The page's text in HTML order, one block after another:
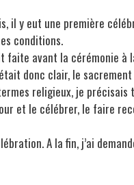
il y eut une première
conditions.
avant la cérémonie
donc clair, le sacrement
religieux, je
et le célébrer, le faire
A la fin, j’ai